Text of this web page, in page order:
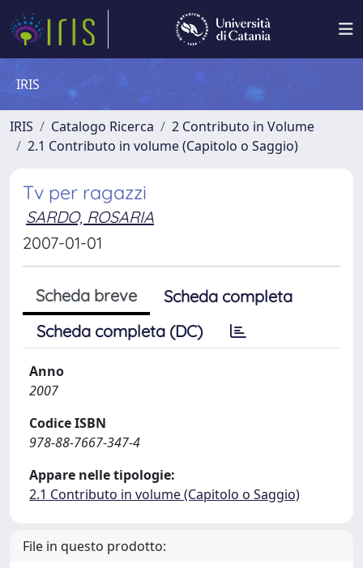
IRIS
IRIS Catalogo Ricerca
2 Contributo in Volume
2.1 Contributo in volume (Capitolo o Saggio)
Tv per ragazzi
SARDO, ROSARIA
2007-01-01
Scheda breve
Scheda completa
Scheda completa (DC)
Anno
2007
Codice ISBN
978-88-7667-347-4
Appare nelle tipologie:
2.1 Contributo in volume (Capitolo o Saggio)
File in questo prodotto: